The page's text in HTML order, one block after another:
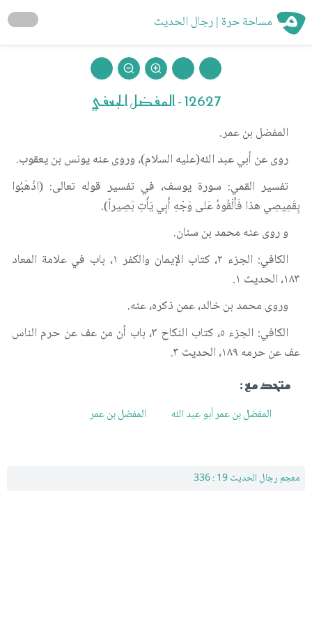
مساحة حرة | رجال الحديث
12627 - المفضل الجعفي
المفضل بن عمر.
روى عن أبي عبد الله(عليه السلام)، وروى عنه يونس بن يعقوب.
تفسير القمي: سورة يوسف، في تفسير قوله تعالى: (اذْهَبُوا
بِقَمِيصِي هذا فَأَلْقُوهُ عَلى وَجْهِ أَبِي يَأْتِ بَصِيراً).
و روى عنه محمد بن سنان.
الكافي: الجزء ٢، كتاب الإيمان والكفر ١، باب في علامة المعاد
١٨٣، الحديث ١.
وروى محمد بن خالد، عمن ذكره، عنه.
الكافي: الجزء ٥، كتاب النكاح ٣، باب أن من عف عن حرم الناس
عف عن حرمه ١٨٩، الحديث ٣.
متحد مع :
المفضل بن عمر أبو عبد الله المفضل بن عمر
معجم رجال الحديث 19 : 336